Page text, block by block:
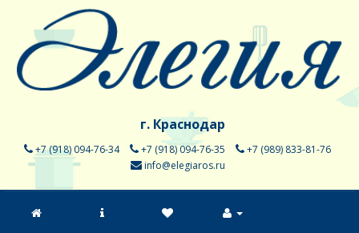
г. Краснодар
+7 (918) 094-76-34 +7 (918) 094-76-35
+7 (989) 833-81-76
info@elegiaros.ru